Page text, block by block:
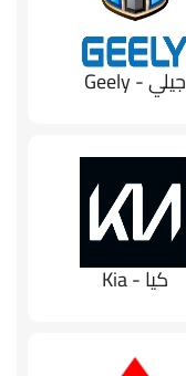
جيلي - Geely
كيا - Kia